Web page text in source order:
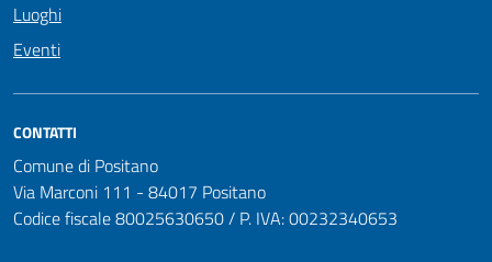
Luoghi
Eventi
CONTATTI
Comune di Positano
Via Marconi 111 - 84017 Positano
Codice fiscale 80025630650 / P. IVA: 00232340653